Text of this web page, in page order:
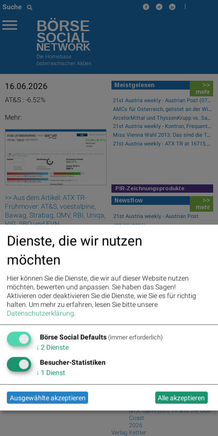
Suche |
BÖRSE
SOCIAL
NETWORK
Die Homebase
österreichischer Aktien
16.06.2026
AT&S : -6.52%
Mehr:
>> Aus dem Artikel: ATX TR-
Frühmover: AT&S, voestalpine,
Bawag, Strabag, OMV, RBI, Uniqa,
VIG, SBO und EVN
Palfinger : 1.32% » Details
voestalpine : 0.23% » Details
CA Immo : 0.21%
Uniqa : 0.05% » Details
DO&CO : 0.00%» Details
Erste Group : -1.19%» Details
Bawag : -1.34%» Details
Strabag : -1.56% » Details
AT&S : -2.23%» Details
Österreichische Post : -4.48%
Details
Meistgelesen
>>
mehr
21st Austria weekly - Austrian Post (07/08/2026)
AMCs für Österreich, gelistet an der Wiener Börse
ArcelorMittal und ThyssenKrupp vs. Salzgitter und voestalpine – kommentierter KW 32 Peer Group Watch Stahl
21st Austria weekly - Kontron, Frequentis (06/08/2026)
Miss Vienna Wahl 2013: Das sind die Teilnehmerinnen
21st Austria weekly - ATX TR at 16715.01 - Bajaj Mobility AG, AT&S and RHI Magnesita best-performing, Österreichische Post with weakest performance (08/08/2026)
PIR-Zeichnungsprodukte
Newsflow
>>
mehr
21st Austria weekly - Austrian Post
(07/08/2026)
21st Austria weekly - Kontron, Frequentis
(06/08/...
21st Austria weekly - Addiko
(03/08/2026)
Fear of missing out bei wikifolio
09.08.26: Space...
mehr
Books
Jörg Rubbert
GTX. Galveston/TX and the Gulf
Coast
2026
Verlag Kettler
Dienste, die wir nutzen
möchten
Hier können Sie die Dienste, die wir auf dieser Website nutzen
möchten, bewerten und anpassen. Sie haben das Sagen!
Aktivieren oder deaktivieren Sie die Dienste, wie Sie es für richtig
halten. Um mehr zu erfahren, lesen Sie bitte unsere
Datenschutzerklärung.
Börse Social Defaults (immer erforderlich)
↓ 2 Dienste
Besucher-Statistiken
↓ 1 Dienst
Ausgewählte akzeptieren Alle akzeptieren